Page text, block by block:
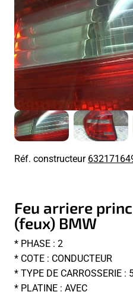
Réf. constructeur
Feu arriere
(feux) BMW
* PHASE : 2
* COTE : CONDUCTEUR
* TYPE DE CARROSSERIE :
* PLATINE : AVEC